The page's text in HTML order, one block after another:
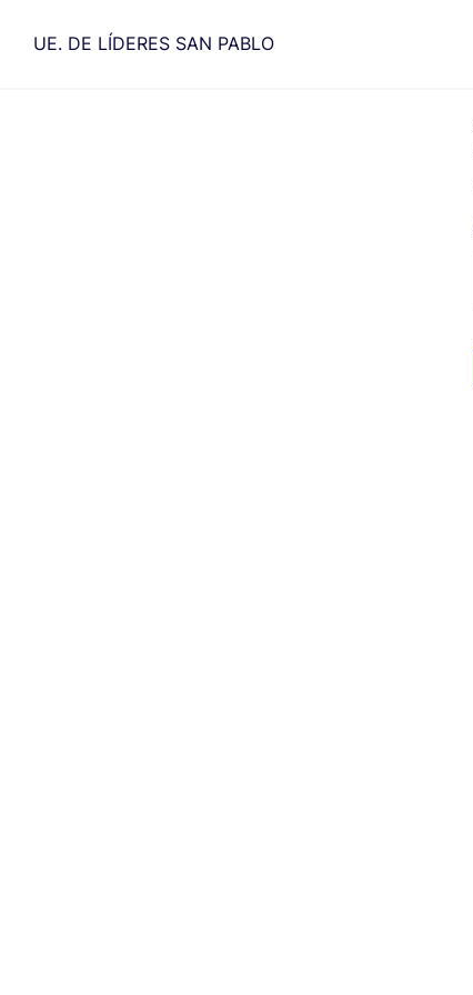
UE. DE LÍDERES SAN PABLO